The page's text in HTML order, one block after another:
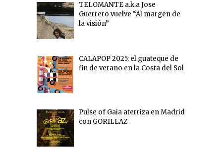
TELOMANTE a.k.a Jose
Guerrero vuelve “Al margen de
la visión”
CALAPOP 2025: el guateque de
fin de verano en la Costa del Sol
Pulse of Gaia aterriza en Madrid
con GORILLAZ